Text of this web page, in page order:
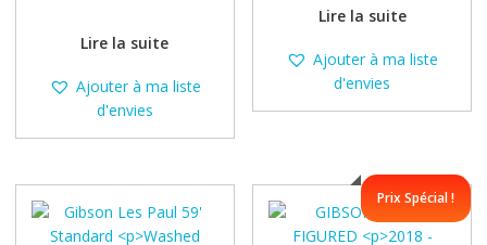
Lire la suite
Ajouter à ma liste
d'envies
Lire la suite
Ajouter à ma liste
d'envies
Prix Spécial !